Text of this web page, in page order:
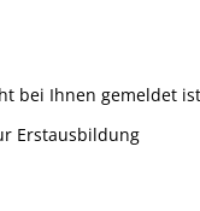
bei Ihnen gemeldet
Erstausbildung